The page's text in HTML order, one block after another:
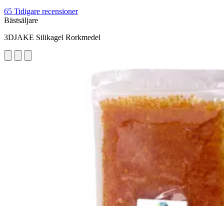
65 Tidigare recensioner
Bästsäljare
3DJAKE Silikagel Rorkmedel